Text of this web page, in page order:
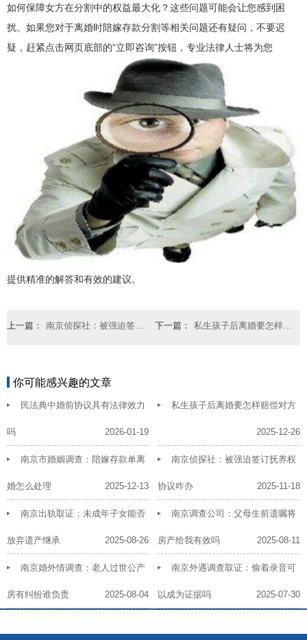
如何保障女方在分割中的权益最大化？这些问题可能会让您感到困
扰。如果您对于离婚时陪嫁存款分割等相关问题还有疑问，不要迟
疑，赶紧点击网页底部的“立即咨询”按钮，专业法律人士将为您
提供精准的解答和有效的建议。
上一篇： 下一篇：
你可能感兴趣的文章
民法典中婚前协议具有法律效力
吗 2026-01-19
私生孩子后离婚要怎样赔偿对方
2025-12-26
南京市婚姻调查：陪嫁存款单离
婚怎么处理 2025-12-13
南京侦探社：被强迫签订抚养权
协议咋办 2025-11-18
南京出轨取证：未成年子女能否
放弃遗产继承 2025-08-26
南京调查公司：父母生前遗嘱将
房产给我有效吗 2025-08-11
南京婚外情调查：老人过世公产
房有纠纷谁负责 2025-08-04
南京外遇调查取证：偷着录音可
以成为证据吗 2025-07-30